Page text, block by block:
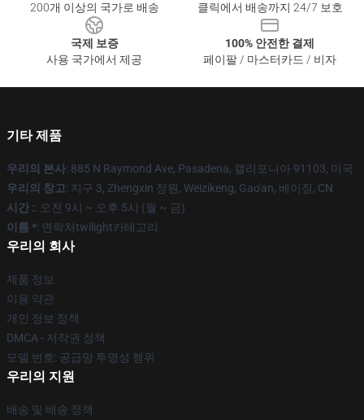
200개 이상의 국가로 배송
클릭에서 배송까지 24/7 보호
국제 보증
사용 국가에서 제공
100% 안전한 결제
페이팔 / 마스터카드 / 비자
기타 제품
우리의 본사: 885 N Raymond Ave, Pasadena, 캘리포니아 91103, 미국
우리의 창고: 지구 3, Zhengxin 정원, Weizikeng, Gao'an, 베이징, CN
시간 :: 오전 9시 ~ 오후 5시 (월 ~ 금)
이름 *: 연락처twilight카테고리
우리의 회사
제품 정보
이용 약관
개인 정보 정책
DMCA - 저작권 정책
모델 번호: 공급망 투명성 행위
우리의 지원
배송 및 배송 정책